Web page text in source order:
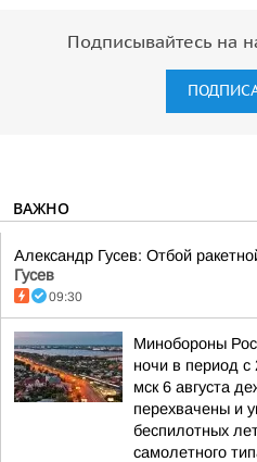
Подписывайтесь на
ВАЖНО
Александр Гусев: Отбой
Гусев
09:30
Минобороны
ночи в период с
мск 6 августа
перехвачены и
беспилотных
самолетного